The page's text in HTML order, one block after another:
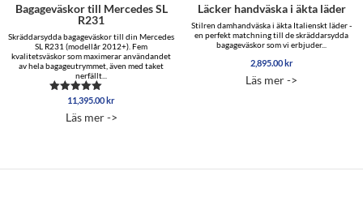
Bagageväskor till Mercedes SL
R231
Skräddarsydda bagageväskor till din Mercedes
SL R231 (modellår 2012+). Fem
kvalitetsväskor som maximerar användandet
av hela bagageutrymmet, även med taket
nerfällt...
Betygsatt
av 5
11,395.00kr
Läs mer ->
Läcker handväska i äkta läder
Stilren damhandväska i äkta Italienskt läder -
en perfekt matchning till de skräddarsydda
bagageväskor som vi erbjuder...
2,895.00kr
Läs mer ->